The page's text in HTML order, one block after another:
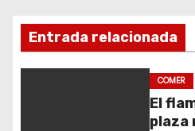
c
iEntrada relacionada
COMER
El
plaza